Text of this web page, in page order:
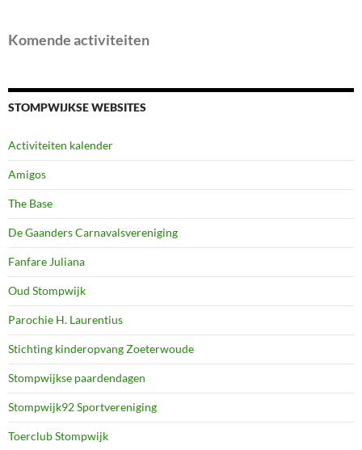
Komende activiteiten
STOMPWIJKSE WEBSITES
Activiteiten kalender
Amigos
The Base
De Gaanders Carnavalsvereniging
Fanfare Juliana
Oud Stompwijk
Parochie H. Laurentius
Stichting kinderopvang Zoeterwoude
Stompwijkse paardendagen
Stompwijk92 Sportvereniging
Toerclub Stompwijk